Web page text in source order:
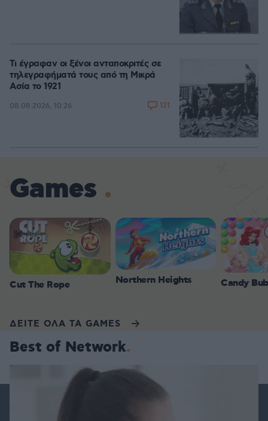
Τι έγραφαν οι ξένοι ανταποκριτές σε
τηλεγραφήματά τους από τη Μικρά
Ασία το 1921
08.08.2026, 10:26 121
Games
Cut The Rope Northern Heights Candy
ΔΕΙΤΕ ΟΛΑ ΤΑ GAMES
Best of Network